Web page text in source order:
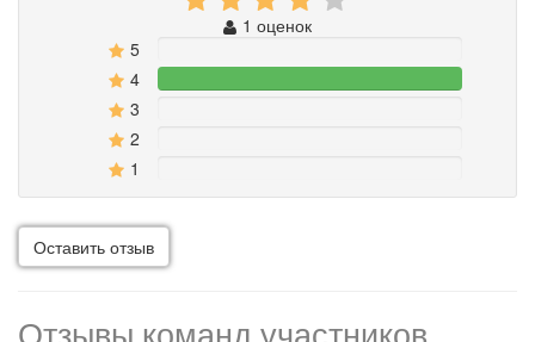
1 оценок
5
4 100%
3
2
1
Оставить отзыв